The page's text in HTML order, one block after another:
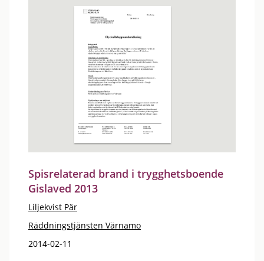
Spisrelaterad brand i trygghetsboende
Gislaved 2013
Liljekvist Pär
Räddningstjänsten Värnamo
2014-02-11